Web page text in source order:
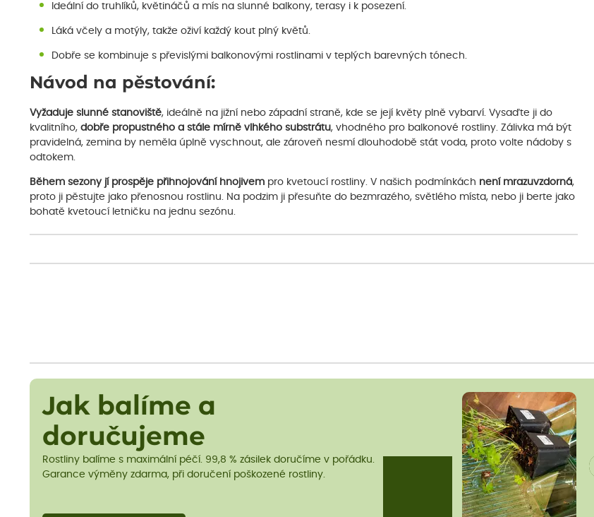
Ideální do truhlíků, květináčů a mís na slunné balkony, terasy i k posezení.
Láká včely a motýly, takže oživí každý kout plný květů.
Dobře se kombinuje s převislými balkonovými rostlinami v teplých barevných tónech.
Návod na pěstování:
Vyžaduje slunné stanoviště, ideálně na jižní nebo západní straně, kde se její květy plně vybarví. Vysaďte ji do
kvalitního, dobře propustného a stále mírně vlhkého substrátu, vhodného pro balkonové rostliny. Zálivka má být
pravidelná, zemina by neměla úplně vyschnout, ale zároveň nesmí dlouhodobě stát voda, proto volte nádoby s
odtokem.
Během sezony jí prospěje přihnojování hnojivem pro kvetoucí rostliny. V našich podmínkách není mrazuvzdorná,
proto ji pěstujte jako přenosnou rostlinu. Na podzim ji přesuňte do bezmrazého, světlého místa, nebo ji berte jako
bohatě kvetoucí letničku na jednu sezónu.
Jak balíme a
doručujeme
Rostliny balíme s maximální péčí. 99,8 % zásilek doručíme v pořádku.
Garance výměny zdarma, při doručení poškozené rostliny.